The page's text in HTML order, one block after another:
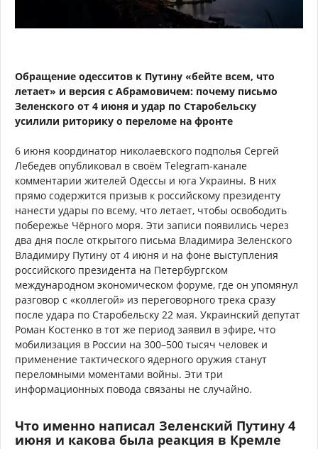
Обращение одесситов к Путину «бейте всем, что
летает» и версия с Абрамовичем: почему письмо
Зеленского от 4 июня и удар по Старобельску
усилили риторику о переломе на фронте
6 июня координатор николаевского подполья Сергей
Лебедев опубликовал в своём Telegram-канале
комментарии жителей Одессы и юга Украины. В них
прямо содержится призыв к российскому президенту
нанести удары по всему, что летает, чтобы освободить
побережье Чёрного моря. Эти записи появились через
два дня после открытого письма Владимира Зеленского
Владимиру Путину от 4 июня и на фоне выступления
российского президента на Петербургском
международном экономическом форуме, где он упомянул
разговор с «коллегой» из переговорного трека сразу
после удара по Старобельску 22 мая. Украинский депутат
Роман Костенко в тот же период заявил в эфире, что
мобилизация в России на 300–500 тысяч человек и
применение тактического ядерного оружия станут
переломными моментами войны. Эти три
информационных повода связаны не случайно.
Что именно написал Зеленский Путину 4
июня и какова была реакция в Кремле